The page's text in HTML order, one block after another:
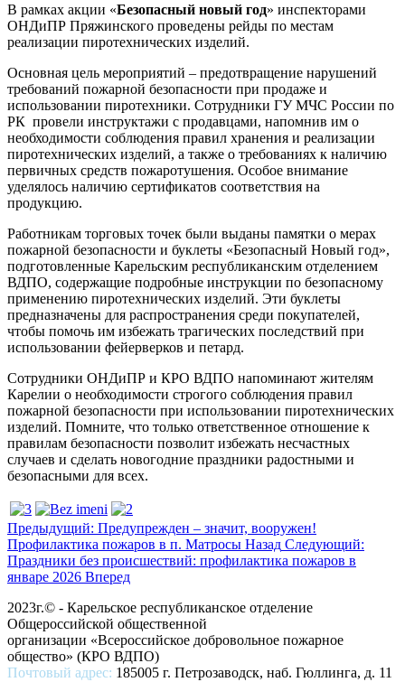
В рамках акции «Безопасный новый год» инспекторами
ОНДиПР Пряжинского проведены рейды по местам
реализации пиротехнических изделий.
Основная цель мероприятий – предотвращение нарушений
требований пожарной безопасности при продаже и
использовании пиротехники. Сотрудники ГУ МЧС России по
РК провели инструктажи с продавцами, напомнив им о
необходимости соблюдения правил хранения и реализации
пиротехнических изделий, а также о требованиях к наличию
первичных средств пожаротушения. Особое внимание
уделялось наличию сертификатов соответствия на
продукцию.
Работникам торговых точек были выданы памятки о мерах
пожарной безопасности и буклеты «Безопасный Новый год»,
подготовленные Карельским республиканским отделением
ВДПО, содержащие подробные инструкции по безопасному
применению пиротехнических изделий. Эти буклеты
предназначены для распространения среди покупателей,
чтобы помочь им избежать трагических последствий при
использовании фейерверков и петард.
Сотрудники ОНДиПР и КРО ВДПО напоминают жителям
Карелии о необходимости строгого соблюдения правил
пожарной безопасности при использовании пиротехнических
изделий. Помните, что только ответственное отношение к
правилам безопасности позволит избежать несчастных
случаев и сделать новогодние праздники радостными и
безопасными для всех.
Предыдущий: Предупрежден – значит, вооружен!
Профилактика пожаров в п. Матросы Назад Следующий:
Праздники без происшествий: профилактика пожаров в
январе 2026 Вперед
2023г.© - Карельское республиканское отделение
Общероссийской общественной
организации «Всероссийское добровольное пожарное
общество» (КРО ВДПО)
Почтовый адрес: 185005 г. Петрозаводск, наб. Гюллинга, д. 11